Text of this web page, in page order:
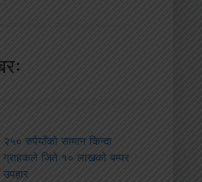
२५० रुपैयाँको सामान किन्दा
ग्राहकले जिते १० लाखको बम्पर
उपहार